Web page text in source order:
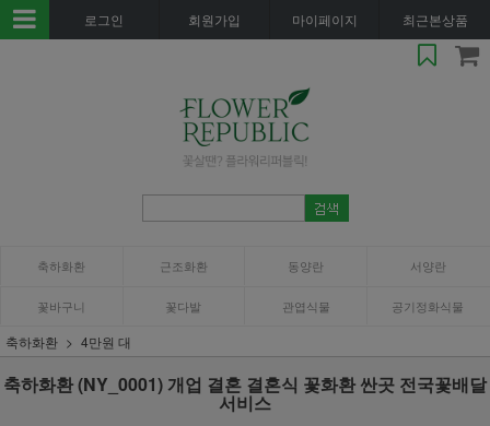
로그인 회원가입 마이페이지 최근본상품
축하화환 근조화환 동양란 서양란
꽃바구니 꽃다발 관엽식물 공기정화식물
축하화환 4만원 대
축하화환 (NY_0001) 개업 결혼 결혼식 꽃화환 싼곳 전국꽃배달
서비스